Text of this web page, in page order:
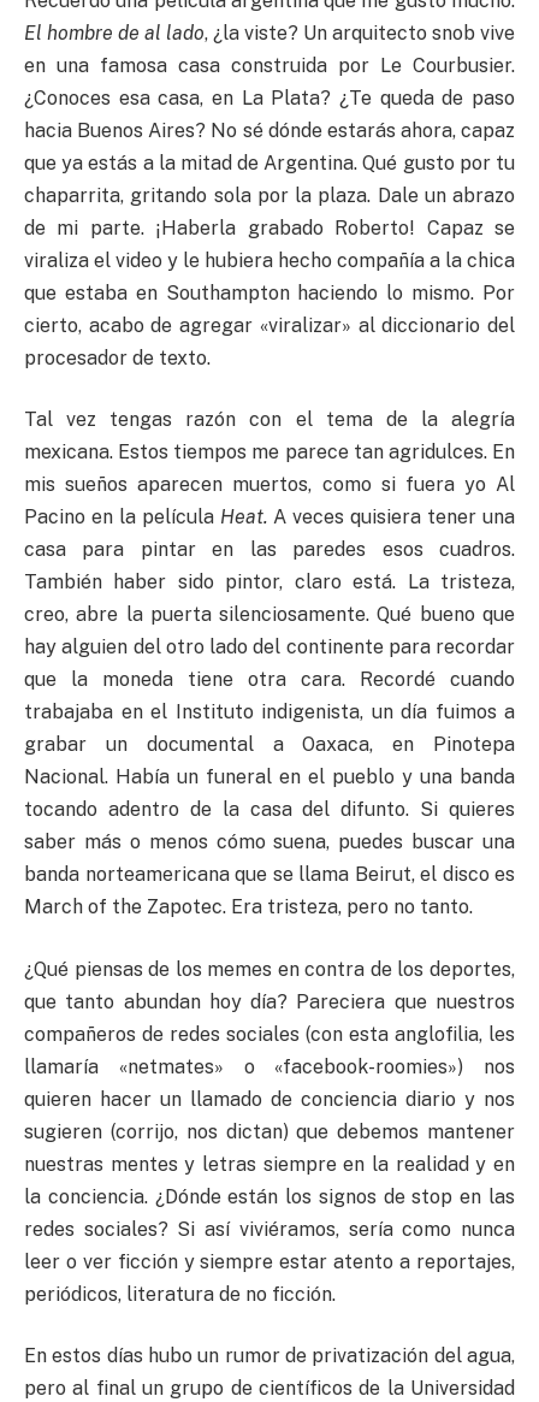
El hombre de al lado, ¿la viste? Un arquitecto snob vive
en una famosa casa construida por Le Courbusier.
¿Conoces esa casa, en La Plata? ¿Te queda de paso
hacia Buenos Aires? No sé dónde estarás ahora, capaz
que ya estás a la mitad de Argentina. Qué gusto por tu
chaparrita, gritando sola por la plaza. Dale un abrazo
de mi parte. ¡Haberla grabado Roberto! Capaz se
viraliza el video y le hubiera hecho compañía a la chica
que estaba en Southampton haciendo lo mismo. Por
cierto, acabo de agregar «viralizar» al diccionario del
procesador de texto.
Tal vez tengas razón con el tema de la alegría
mexicana. Estos tiempos me parece tan agridulces. En
mis sueños aparecen muertos, como si fuera yo Al
Pacino en la película Heat. A veces quisiera tener una
casa para pintar en las paredes esos cuadros.
También haber sido pintor, claro está. La tristeza,
creo, abre la puerta silenciosamente. Qué bueno que
hay alguien del otro lado del continente para recordar
que la moneda tiene otra cara. Recordé cuando
trabajaba en el Instituto indigenista, un día fuimos a
grabar un documental a Oaxaca, en Pinotepa
Nacional. Había un funeral en el pueblo y una banda
tocando adentro de la casa del difunto. Si quieres
saber más o menos cómo suena, puedes buscar una
banda norteamericana que se llama Beirut, el disco es
March of the Zapotec. Era tristeza, pero no tanto.
¿Qué piensas de los memes en contra de los deportes,
que tanto abundan hoy día? Pareciera que nuestros
compañeros de redes sociales (con esta anglofilia, les
llamaría «netmates» o «facebook-roomies») nos
quieren hacer un llamado de conciencia diario y nos
sugieren (corrijo, nos dictan) que debemos mantener
nuestras mentes y letras siempre en la realidad y en
la conciencia. ¿Dónde están los signos de stop en las
redes sociales? Si así viviéramos, sería como nunca
leer o ver ficción y siempre estar atento a reportajes,
periódicos, literatura de no ficción.
En estos días hubo un rumor de privatización del agua,
pero al final un grupo de científicos de la Universidad